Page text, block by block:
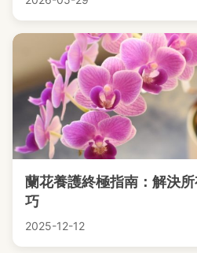
蘭花養護終極指南：解決
巧
2025-12-12